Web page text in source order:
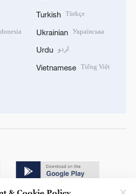
Turkish Türkçe
Ukrainian Українська
Urdu اردو
Vietnamese Tiếng Việt